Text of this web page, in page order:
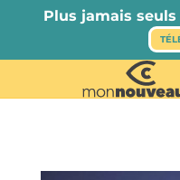
Plus jamais